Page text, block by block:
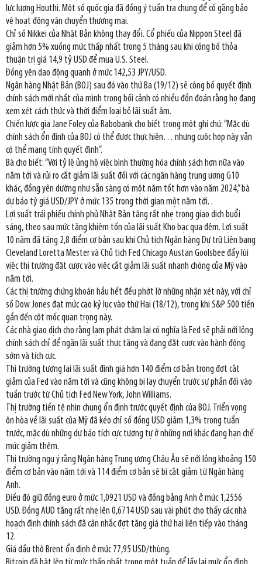
lực lượng Houthi. Một số quốc gia đã đồng ý tuần tra chung để cố gắng bảo
vệ hoạt động vận chuyển thương mại.
Chỉ số Nikkei của Nhật Bản không thay đổi. Cổ phiếu của Nippon Steel đã
giảm hơn 5% xuống mức thấp nhất trong 5 tháng sau khi công bố thỏa
thuận trị giá 14,9 tỷ USD để mua U.S. Steel.
Đồng yên dao động quanh ở mức 142,53 JPY/USD.
Ngân hàng Nhật Bản (BOJ) sau đó vào thứ Ba (19/12) sẽ công bố quyết định
chính sách mới nhất của mình trong bối cảnh có nhiều đồn đoán rằng họ đang
xem xét cách thức và thời điểm loại bỏ lãi suất âm.
Chiến lược gia Jane Foley của Rabobank cho biết trong một ghi chú: “Mặc dù
chính sách ổn định của BOJ có thể được thực hiện… nhưng cuộc họp này vẫn
có thể mang tính quyết định”.
Bà cho biết: “Với tỷ lệ ủng hộ việc bình thường hóa chính sách hơn nữa vào
năm tới và rủi ro cắt giảm lãi suất đối với các ngân hàng trung ương G10
khác, đồng yên dường như sẵn sàng có một năm tốt hơn vào năm 2024,” bà
dự báo tỷ giá USD/JPY ở mức 135 trong thời gian một năm tới. .
Lợi suất trái phiếu chính phủ Nhật Bản tăng rất nhẹ trong giao dịch buổi
sáng, theo sau mức tăng khiêm tốn của lãi suất Kho bạc qua đêm. Lợi suất
10 năm đã tăng 2,8 điểm cơ bản sau khi Chủ tịch Ngân hàng Dự trữ Liên bang
Cleveland Loretta Mester và Chủ tịch Fed Chicago Austan Goolsbee đẩy lùi
việc thị trường đặt cược vào việc cắt giảm lãi suất nhanh chóng của Mỹ vào
năm tới.
Các thị trường chứng khoán hầu hết đều phớt lờ những nhận xét này, với chỉ
số Dow Jones đạt mức cao kỷ lục vào thứ Hai (18/12), trong khi S&P 500 tiến
gần đến cột mốc quan trọng này.
Các nhà giao dịch cho rằng lạm phát chậm lại có nghĩa là Fed sẽ phải nới lỏng
chính sách chỉ để ngăn lãi suất thực tăng và đang đặt cược vào hành động
sớm và tích cực.
Thị trường tương lai lãi suất định giá hơn 140 điểm cơ bản trong đợt cắt
giảm của Fed vào năm tới và cũng không bị lay chuyển trước sự phản đối vào
tuần trước từ Chủ tịch Fed New York, John Williams.
Thị trường tiền tệ nhìn chung ổn định trước quyết định của BOJ. Triển vọng
ôn hòa về lãi suất của Mỹ đã kéo chỉ số đồng USD giảm 1,3% trong tuần
trước, mặc dù những dự báo tích cực tương tự ở những nơi khác đang hạn chế
mức giảm thêm.
Thị trường ngụ ý rằng Ngân hàng Trung ương Châu Âu sẽ nới lỏng khoảng 150
điểm cơ bản vào năm tới và 114 điểm cơ bản sẽ bị cắt giảm từ Ngân hàng
Anh.
Điều đó giữ đồng euro ở mức 1,0921 USD và đồng bảng Anh ở mức 1,2556
USD. Đồng AUD tăng rất nhẹ lên 0,6714 USD sau vài phút cho thấy các nhà
hoạch định chính sách đã cân nhắc đợt tăng giá thứ hai liên tiếp vào tháng
12.
Giá dầu thô Brent ổn định ở mức 77,95 USD/thùng.